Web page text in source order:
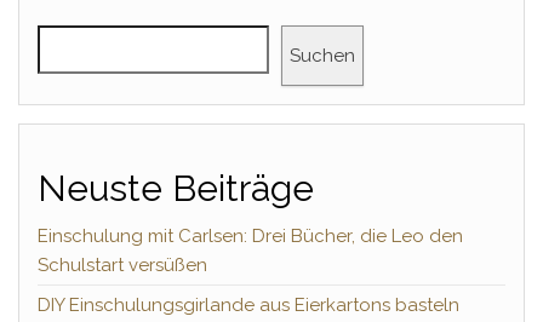
Suchen
Neuste Beiträge
Einschulung mit Carlsen: Drei Bücher, die Leo den
Schulstart versüßen
DIY Einschulungsgirlande aus Eierkartons basteln